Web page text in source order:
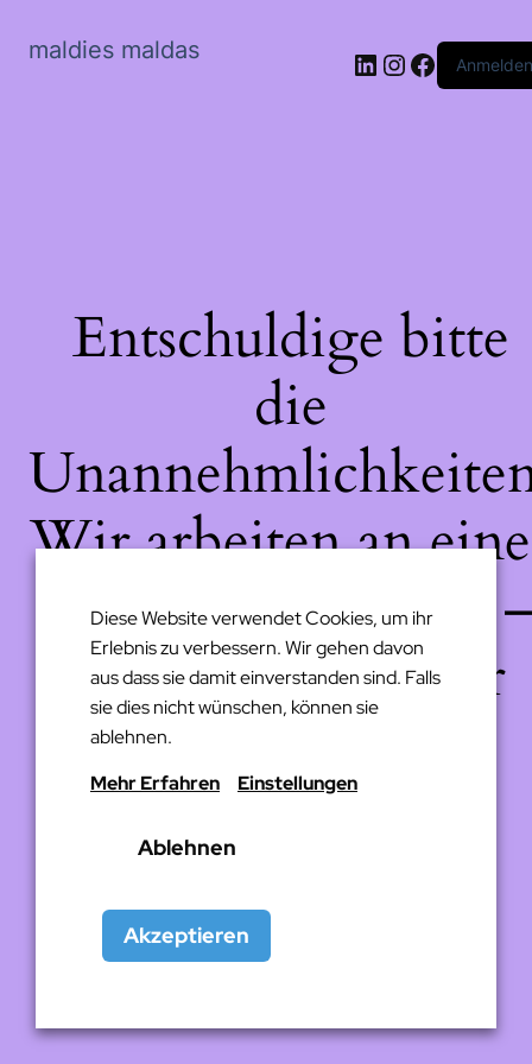
maldies maldas LinkedIn
Instagram
Anmelden
Entschuldige bitte
die
Wir arbeiten an
großartigen Sache
schau bald wieder
Diese Website verwendet Cookies, um ihr
Erlebnis zu verbessern. Wir gehen davon
aus dass sie damit einverstanden sind. Falls
sie dies nicht wünschen, können sie
ablehnen.
Mehr Erfahren
Einstellungen
Ablehnen
Akzeptieren